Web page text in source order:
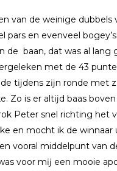
van de weinige dubbels
pars en evenveel
de baan, dat was al lang
met de 43
tĳdens zĳn ronde met
Zo is er altĳd baas boven
Peter snel richting het
en mocht ik de winnaar
vooral middelpunt van
voor mĳ een mooie